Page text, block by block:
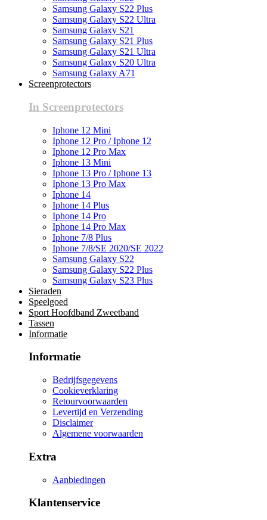
Samsung Galaxy S22 Plus
Samsung Galaxy S22 Ultra
Samsung Galaxy S21
Samsung Galaxy S21 Plus
Samsung Galaxy S21 Ultra
Samsung Galaxy S20 Ultra
Samsung Galaxy A71
Screenprotectors
In Screenprotectors
Iphone 12 Mini
Iphone 12 Pro / Iphone 12
Iphone 12 Pro Max
Iphone 13 Mini
Iphone 13 Pro / Iphone 13
Iphone 13 Pro Max
Iphone 14
Iphone 14 Plus
Iphone 14 Pro
Iphone 14 Pro Max
Iphone 7/8 Plus
Iphone 7/8/SE 2020/SE 2022
Samsung Galaxy S22
Samsung Galaxy S22 Plus
Samsung Galaxy S23 Plus
Sieraden
Speelgoed
Sport Hoofdband Zweetband
Tassen
Informatie
Informatie
Bedrijfsgegevens
Cookieverklaring
Retourvoorwaarden
Levertijd en Verzending
Disclaimer
Algemene voorwaarden
Extra
Aanbiedingen
Klantenservice